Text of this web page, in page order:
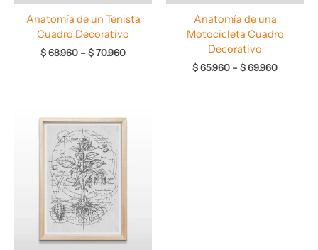
Anatomía de un Tenista
Cuadro Decorativo
$68.960 –$70.960
Anatomía de una
Motocicleta Cuadro
Decorativo
$65.960 –$69.960
de